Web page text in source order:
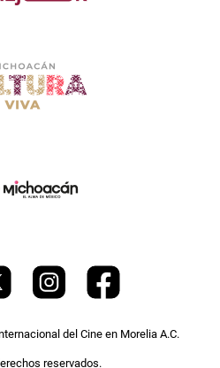
del Cine en Morelia A.C.
reservados.